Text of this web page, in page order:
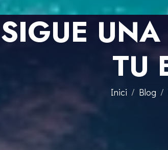
TU
Inici Blog